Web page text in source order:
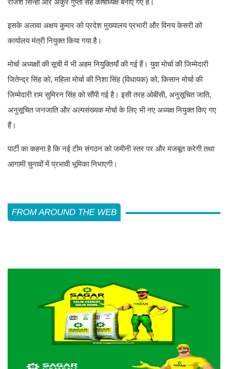
इसके अलावा अक्षय कुमार को प्रदेश मुख्यालय प्रभारी और विनय केसरी को
कार्यालय मंत्री नियुक्त किया गया है।
मोर्चा अध्यक्षों की सूची में भी अहम नियुक्तियाँ की गई हैं। युवा मोर्चा की जिम्मेदारी
जितेन्द्र सिंह को, महिला मोर्चा की निशा सिंह (विधायक) को, किसान मोर्चा की
जिम्मेदारी राम सुमिरन सिंह को सौंपी गई है। इसी तरह ओबीसी, अनुसूचित जाति,
अनुसूचित जनजाति और अल्पसंख्यक मोर्चा के लिए भी नए अध्यक्ष नियुक्त किए गए
हैं।
पार्टी का कहना है कि नई टीम संगठन को जमीनी स्तर पर और मजबूत करेगी तथा
आगामी चुनावों में प्रभावी भूमिका निभाएगी।
FROM AROUND THE WEB